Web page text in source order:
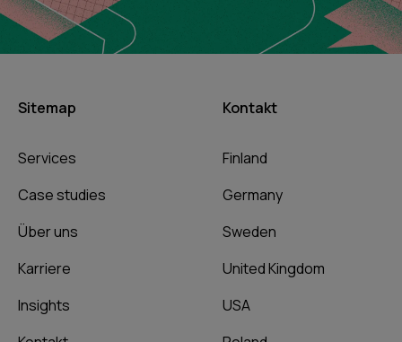
Sitemap
Services
Case studies
Über uns
Karriere
Insights
Kontakt
Finland
Germany
Sweden
United Kingdom
USA